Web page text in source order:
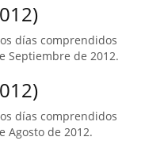
días comprendidos
Septiembre de 2012.
días comprendidos
Agosto de 2012.